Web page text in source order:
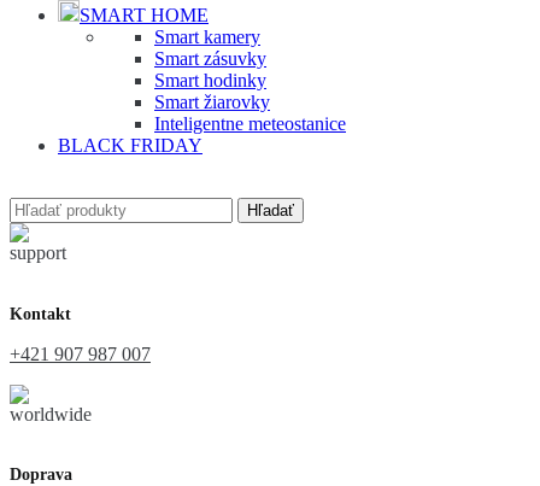
SMART HOME
Smart kamery
Smart zásuvky
Smart hodinky
Smart žiarovky
Inteligentne meteostanice
BLACK FRIDAY
Hľadať
Kontakt
+421 907 987 007
Doprava